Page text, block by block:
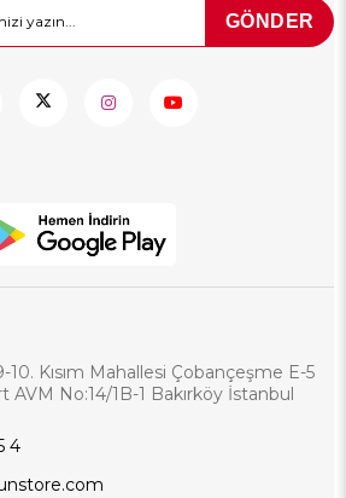
GÖNDER
Kısım Mahallesi Çobançeşme E-5
AVM No:14/1B-1 Bakırköy İstanbul
4